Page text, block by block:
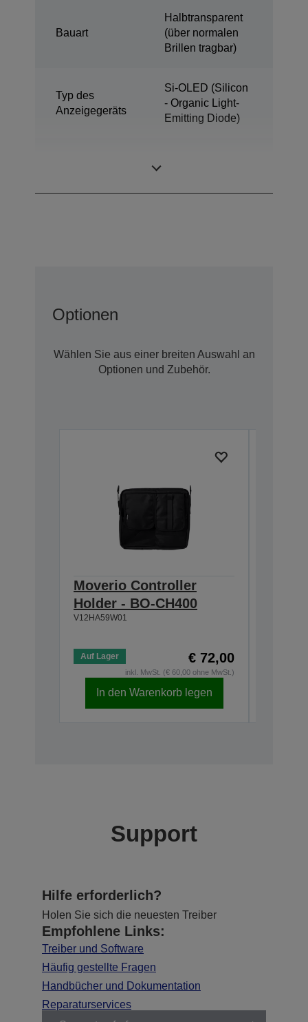
Bauart
Halbtransparent
(über normalen
Brillen tragbar)
Typ des
Anzeigegeräts
Si-OLED (Silicon
- Organic Light-
Emitting Diode)
Optionen
Wählen Sie aus einer breiten Auswahl an
Optionen und Zubehör.
Moverio Controller
Holder - BO-CH400
V12HA59W01
Auf Lager € 72,00
inkl. MwSt. (€ 60,00 ohne MwSt.)
In den Warenkorb legen
Support
Hilfe erforderlich?
Holen Sie sich die neuesten Treiber
Empfohlene Links:
Treiber und Software
Häufig gestellte Fragen
Handbücher und Dokumentation
Reparaturservices